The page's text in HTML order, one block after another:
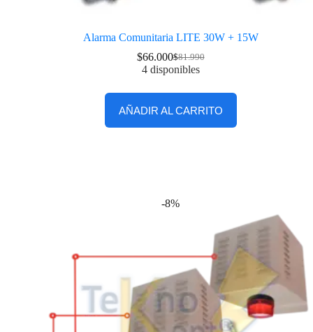
Alarma Comunitaria LITE 30W + 15W
$81.990
$66.000
4 disponibles
AÑADIR AL CARRITO
-8%